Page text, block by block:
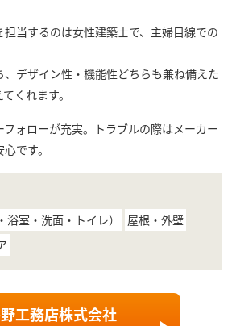
当するのは女性建築士で、主婦目線での
デザイン性・機能性どちらも兼ね備えた
くれます。
フォローが充実。トラブルの際はメーカー
です。
室・洗面・トイレ）
屋根・外壁
工務店株式会社